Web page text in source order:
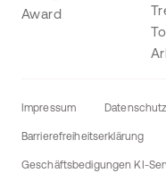
Impressum Datenschutz
Barrierefreiheitserklärung
Geschäftsbedigungen KI-